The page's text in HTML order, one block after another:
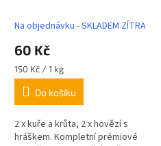
Na objednávku - SKLADEM ZÍTRA
60 Kč
Měrná
cena:
150 Kč / 1 kg
Do košíku
2 x kuře a krůta, 2 x hovězí s
hráškem. Kompletní prémiové